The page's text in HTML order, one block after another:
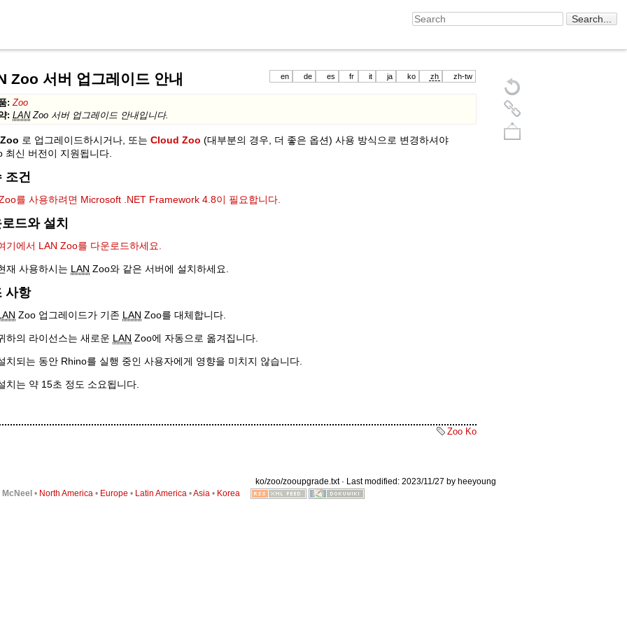
en de es fr it ja ko zh zh-tw
Zoo 서버 업그레이드 안내
: Zoo
: LANZoo 서버 업그레이드 안내입니다.
Zoo 로 업그레이드하시거나, 또는 Cloud Zoo (대부분의 경우, 더 좋은 옵션) 사용 방식으로 변경하셔야
최신 버전이 지원됩니다.
조건
를 사용하려면 Microsoft .NET Framework 4.8이 필요합니다.
드와 설치
기에서 LAN Zoo를 다운로드하세요.
재 사용하시는 LAN Zoo와 같은 서버에 설치하세요.
사항
Zoo 업그레이드가 기존 LAN Zoo를 대체합니다.
하의 라이선스는 새로운 LAN Zoo에 자동으로 옮겨집니다.
치되는 동안 Rhino를 실행 중인 사용자에게 영향을 미치지 않습니다.
치는 약 15초 정도 소요됩니다.
Zoo Ko
ko/zoo/zooupgrade.txt· Last modified: 2023/11/27 by heeyoung
McNeel • North America• Europe • Latin America•Asia• Korea